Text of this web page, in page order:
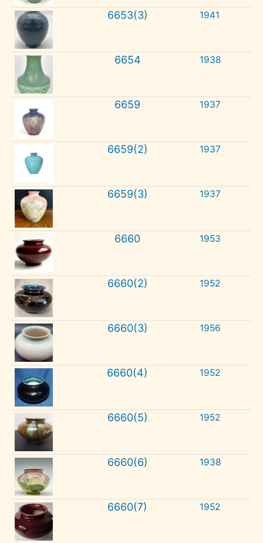
6653(3) 1941
6654 1938
6659 1937
6659(2) 1937
6659(3) 1937
6660 1953
6660(2) 1952
6660(3) 1956
6660(4) 1952
6660(5) 1952
6660(6) 1938
6660(7) 1952